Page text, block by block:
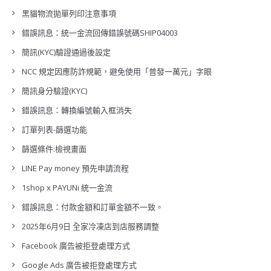
黑貓物流拋單列印注意事項
錯誤訊息：統一金流回傳錯誤號碼SHIP04003
簡訊(KYC)驗證通過後設定
NCC 規定因應防詐規範，避免使用「普發一萬元」字眼
簡訊身分驗證(KYC)
錯誤訊息：轉換編號輸入框消失
訂單列表-篩選功能
篩選條件:檢視畫面
LINE Pay money 預先申請流程
1shop x PAYUNi 統一金流
錯誤訊息：付款金額和訂單金額不一致。
2025年6月9日 全家冷凍店到店服務調整
Facebook 廣告被拒登處理方式
Google Ads 廣告被拒登處理方式